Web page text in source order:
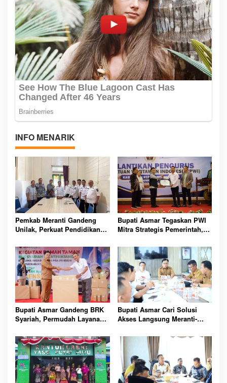
INFO MENARIK
Pemkab Meranti Gandeng
Unilak, Perkuat Pendidikan
Berdaya Saing Masa Depan
Bupati Asmar Tegaskan PWI
Mitra Strategis Pemerintah,
Dilantik di Meranti
Bupati Asmar Gandeng BRK
Syariah, Permudah Layanan
Kesejahteraan Purnabakti
Meranti
Bupati Asmar Cari Solusi
Akses Langsung Meranti-
Warga Bakal Lebih Murah
Segera